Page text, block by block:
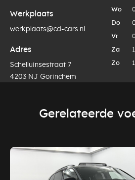
Werkplaats
werkplaats@cd-cars.nl
Adres
Schelluinsestraat 7
4203 NJ Gorinchem
Wo
Do
Vr
Za
Zo
Gerelateerde